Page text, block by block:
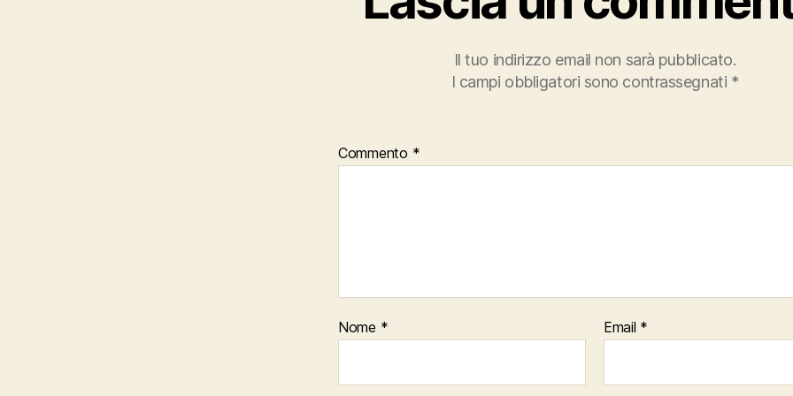
Il tuo indirizzo email non sarà pubblicato.
I campi obbligatori sono contrassegnati *
Commento *
Nome * Email *